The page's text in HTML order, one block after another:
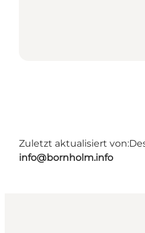
Zuletzt aktualisiert von:
info@bornholm.info